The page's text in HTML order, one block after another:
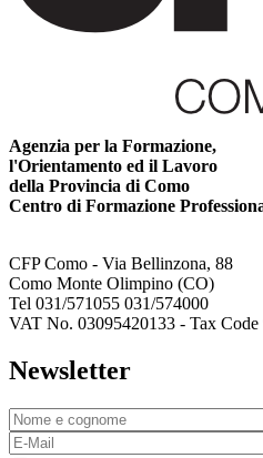
Agenzia per la Formazione,
l'Orientamento ed il Lavoro
della Provincia di Como
Centro di Formazione
CFP Como - Via Bellinzona, 88
Como Monte Olimpino (CO)
Tel 031/571055 031/574000
VAT No. 03095420133 - Tax Code
Newsletter